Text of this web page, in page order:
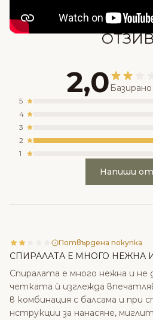
2,0
5
4
3
2
1
Напиши
Потвърдена покупка
СПИРАЛАТА Е МНОГО НЕЖНА И
Спиралата е много нежна и не
четката ѝ изглежда
в комбинация с балсама и при
нструкции за нанасяне,